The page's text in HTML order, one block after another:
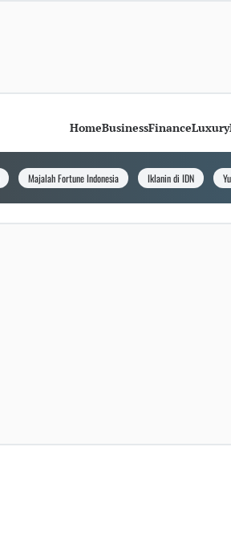
HomeBusinessFinanceLuxury
Majalah Fortune Indonesia Iklanin di IDN